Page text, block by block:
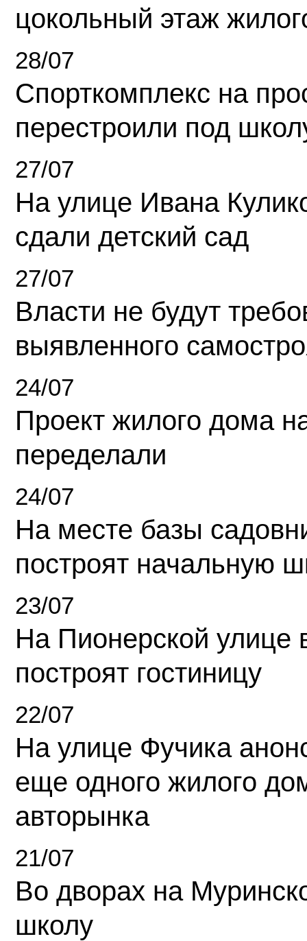
цокольный этаж
28/07
Спорткомплекс на
перестроили под
27/07
На улице Ивана
сдали детский сад
27/07
Власти не будут
выявленного
24/07
Проект жилого дома
переделали
24/07
На месте базы
построят начальную
23/07
На Пионерской улице
построят гостиницу
22/07
На улице Фучика
еще одного жилого
авторынка
21/07
Во дворах на
школу